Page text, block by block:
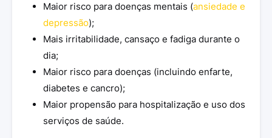
Maior risco para doenças mentais (ansiedade e
depressão);
Mais irritabilidade, cansaço e fadiga durante o
dia;
Maior risco para doenças (incluindo enfarte,
diabetes e cancro);
Maior propensão para hospitalização e uso dos
serviços de saúde.